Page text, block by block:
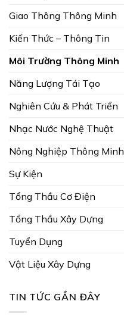
Giao Thông Thông Minh
Kiến Thức – Thông Tin
Môi Trường Thông Minh
Năng Lượng Tái Tạo
Nghiên Cứu & Phát Triển
Nhạc Nước Nghệ Thuật
Nông Nghiệp Thông Minh
Sự Kiện
Tổng Thầu Cơ Điện
Tổng Thầu Xây Dựng
Tuyển Dụng
Vật Liệu Xây Dựng
TIN TỨC GẦN ĐÂY